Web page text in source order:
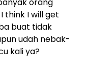
think I will get
buat tidak
udah nebak-
kali ya?